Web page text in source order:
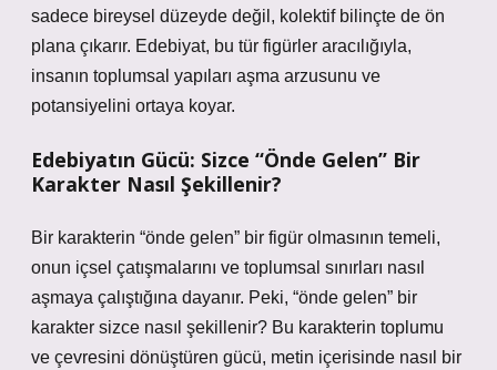
sadece bireysel düzeyde değil, kolektif bilinçte de ön
plana çıkarır. Edebiyat, bu tür figürler aracılığıyla,
insanın toplumsal yapıları aşma arzusunu ve
potansiyelini ortaya koyar.
Edebiyatın Gücü: Sizce “Önde Gelen” Bir
Karakter Nasıl Şekillenir?
Bir karakterin “önde gelen” bir figür olmasının temeli,
onun içsel çatışmalarını ve toplumsal sınırları nasıl
aşmaya çalıştığına dayanır. Peki, “önde gelen” bir
karakter sizce nasıl şekillenir? Bu karakterin toplumu
ve çevresini dönüştüren gücü, metin içerisinde nasıl bir